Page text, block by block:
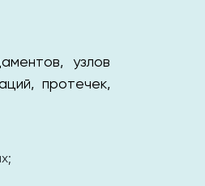
узлов
протечек,